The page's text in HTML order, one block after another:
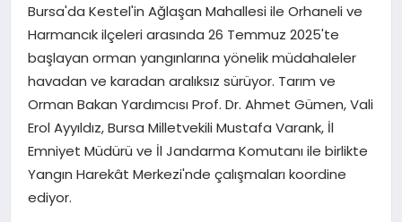
SAĞLIK
EĞITIM
DÜNYA
Bursa'da Kestel'in Ağlaşan Mahallesi ile Orhaneli ve
Harmancık ilçeleri arasında 26 Temmuz 2025'te
başlayan orman yangınlarına yönelik müdahaleler
havadan ve karadan aralıksız sürüyor. Tarım ve
Orman Bakan Yardımcısı Prof. Dr. Ahmet Gümen, Vali
Erol Ayyıldız, Bursa Milletvekili Mustafa Varank, İl
Emniyet Müdürü ve İl Jandarma Komutanı ile birlikte
Yangın Harekât Merkezi'nde çalışmaları koordine
ediyor.